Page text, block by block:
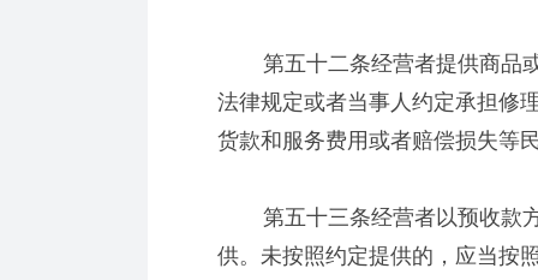
第五十二条经营者提供商品或
法律规定或者当事人约定承担修
货款和服务费用或者赔偿损失等
第五十三条经营者以预收款方
供。未按照约定提供的，应当按